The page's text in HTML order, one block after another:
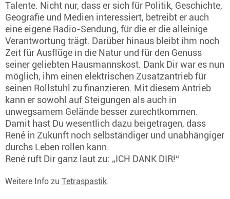
Talente. Nicht nur, dass er sich für Politik, Geschichte,
Geografie und Medien interessiert, betreibt er auch
eine eigene Radio-Sendung, für die er die alleinige
Verantwortung trägt. Darüber hinaus bleibt ihm noch
Zeit für Ausflüge in die Natur und für den Genuss
seiner geliebten Hausmannskost. Dank Dir war es nun
möglich, ihm einen elektrischen Zusatzantrieb für
seinen Rollstuhl zu finanzieren. Mit diesem Antrieb
kann er sowohl auf Steigungen als auch in
unwegsamem Gelände besser zurechtkommen.
Damit hast Du wesentlich dazu beigetragen, dass
René in Zukunft noch selbständiger und unabhängiger
durchs Leben rollen kann.
René ruft Dir ganz laut zu: „ICH DANK DIR!“
Weitere Info zu Tetraspastik.